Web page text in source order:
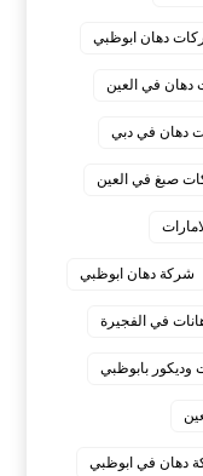
دهان ابوظبي
دهان في العين
دهان في دبي
صبغ في العين
شركة دهان ابوظبي
في الفجيرة
وديكور بابوظبي
دهان في ابوظبي